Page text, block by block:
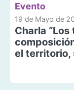
Evento
19 de Mayo de
Charla
el territorio,